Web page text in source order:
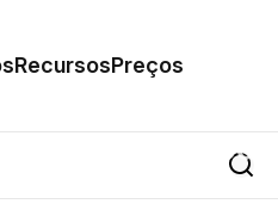
RecursosPreços